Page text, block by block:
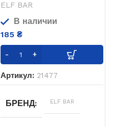
ELF BAR
В наличии
185 ₴
Артикул: 21477
БРЕНД ELF BAR